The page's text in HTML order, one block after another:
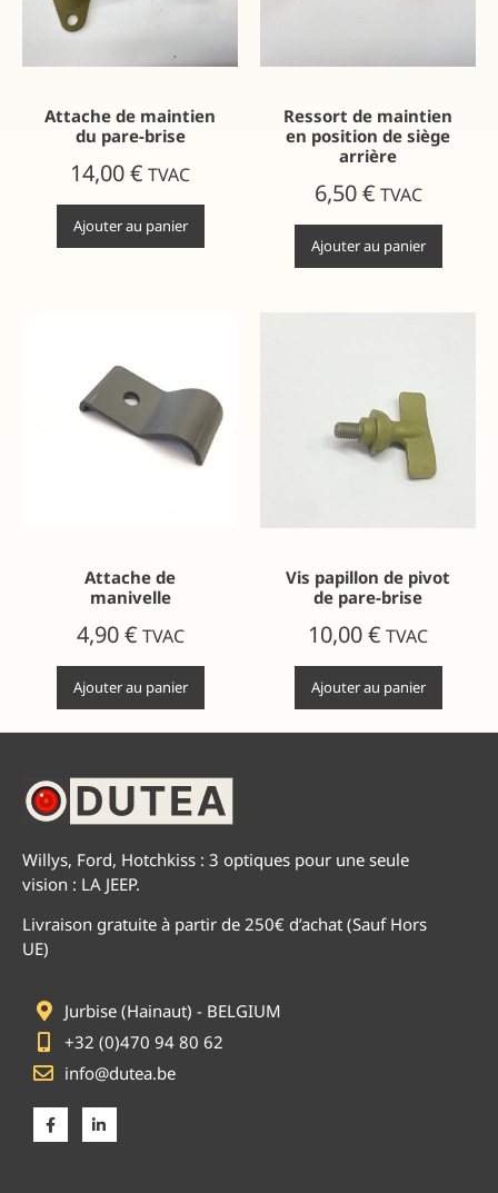
Attache de maintien
du pare-brise
14,00€ TVAC
Ajouter au panier
Ressort de maintien
en position de siège
arrière
6,50€ TVAC
Ajouter au panier
Attache de
manivelle
4,90€ TVAC
Ajouter au panier
Vis papillon de pivot
de pare-brise
10,00€ TVAC
Ajouter au panier
Willys, Ford, Hotchkiss : 3 optiques pour une seule
vision : LA JEEP.
Livraison gratuite à partir de 250€ d’achat (Sauf Hors
UE)
Jurbise (Hainaut) - BELGIUM
+32 (0)470 94 80 62
info@dutea.be